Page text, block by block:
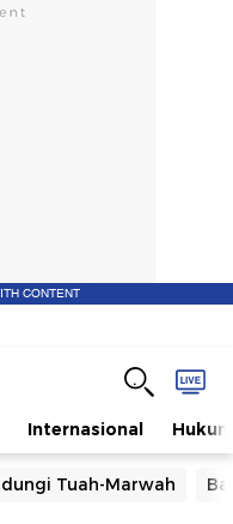
CONTENT
Internasional Hukum
Tuah-Marwah